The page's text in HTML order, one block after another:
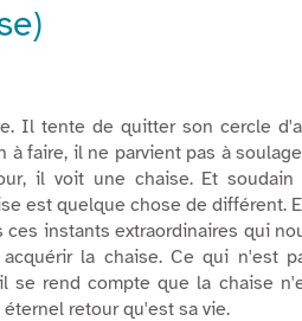
Il tente de quitter son cercle
à faire, il ne parvient pas à
il voit une chaise. Et soudain
est quelque chose de différent.
instants extraordinaires qui
la chaise. Ce qui n'est
se rend compte que la chaise
retour qu'est sa vie.